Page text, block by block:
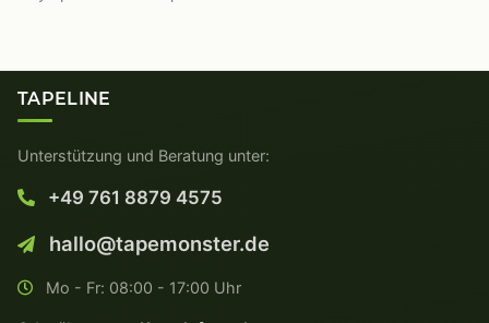
TAPELINE
Unterstützung und Beratung unter:
+49 761 8879 4575
hallo@tapemonster.de
Mo - Fr: 08:00 - 17:00 Uhr